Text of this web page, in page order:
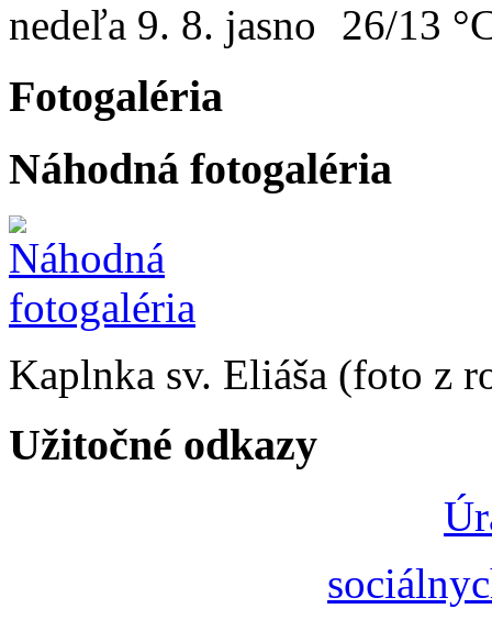
nedeľa 9. 8. 26/13
Fotogaléria
Náhodná fotogaléria
Kaplnka sv. Eliáša (foto z
Užitočné odkazy